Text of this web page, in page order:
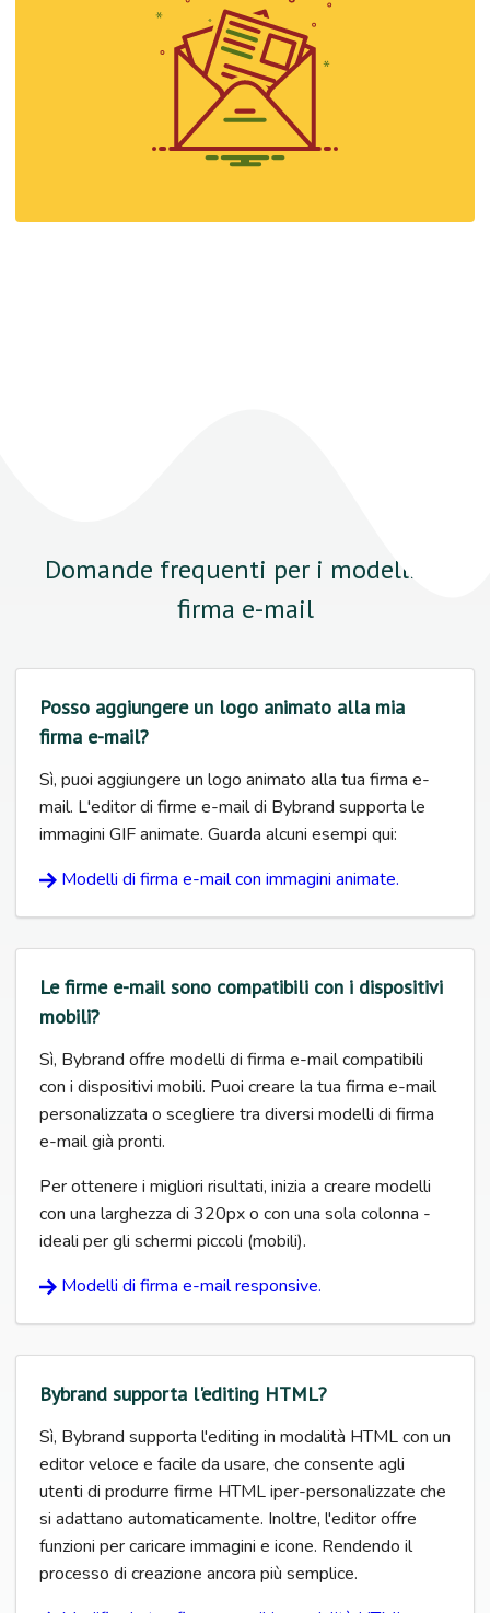
Domande frequenti per i modelli di
firma e-mail
Posso aggiungere un logo animato alla mia
firma e-mail?
Sì, puoi aggiungere un logo animato alla tua firma e-
mail. L'editor di firme e-mail di Bybrand supporta le
immagini GIF animate. Guarda alcuni esempi qui:
Modelli di firma e-mail con immagini animate.
Le firme e-mail sono compatibili con i dispositivi
mobili?
Sì, Bybrand offre modelli di firma e-mail compatibili
con i dispositivi mobili. Puoi creare la tua firma e-mail
personalizzata o scegliere tra diversi modelli di firma
e-mail già pronti.
Per ottenere i migliori risultati, inizia a creare modelli
con una larghezza di 320px o con una sola colonna -
ideali per gli schermi piccoli (mobili).
Modelli di firma e-mail responsive.
Bybrand supporta l'editing HTML?
Sì, Bybrand supporta l'editing in modalità HTML con un
editor veloce e facile da usare, che consente agli
utenti di produrre firme HTML iper-personalizzate che
si adattano automaticamente. Inoltre, l'editor offre
funzioni per caricare immagini e icone. Rendendo il
processo di creazione ancora più semplice.